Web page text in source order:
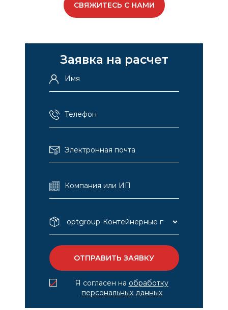
СВЯЖИТЕСЬ С НАМИ
Заявка на расчет
Я согласен на обработку
персональных данных